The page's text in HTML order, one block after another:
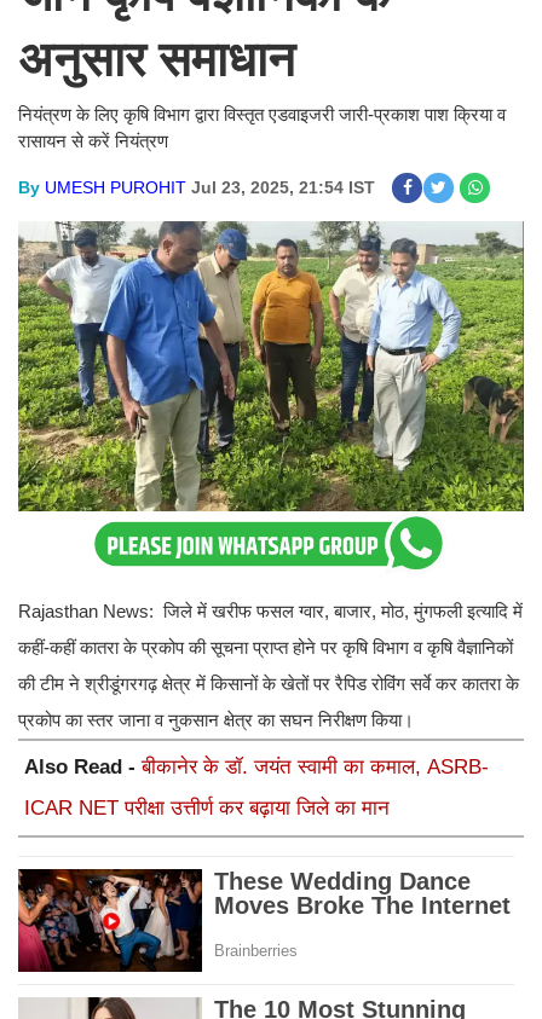
अनुसार समाधान
नियंत्रण के लिए कृषि विभाग द्वारा विस्तृत एडवाइजरी जारी-प्रकाश पाश क्रिया व
रासायन से करें नियंत्रण
By UMESH PUROHIT Jul 23, 2025, 21:54 IST
Rajasthan News: जिले में खरीफ फसल ग्वार, बाजार, मोठ, मुंगफली इत्यादि में
कहीं-कहीं कातरा के प्रकोप की सूचना प्राप्त होने पर कृषि विभाग व कृषि वैज्ञानिकों
की टीम ने श्रीडूंगरगढ़ क्षेत्र में किसानों के खेतों पर रैपिड रोविंग सर्वे कर कातरा के
प्रकोप का स्तर जाना व नुकसान क्षेत्र का सघन निरीक्षण किया।
Also Read -बीकानेर के डॉ. जयंत स्वामी का कमाल, ASRB-
ICAR NET परीक्षा उत्तीर्ण कर बढ़ाया जिले का मान